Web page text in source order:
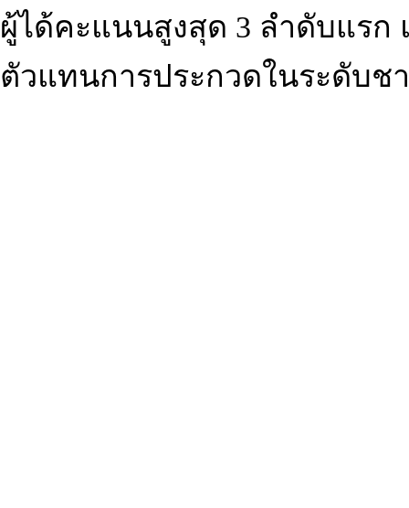
ผู้ได้คะแนนสูงสุด 3 ลำดับแร
ตัวแทนการประกวดในระดับช